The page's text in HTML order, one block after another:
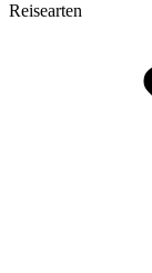
Reisearten